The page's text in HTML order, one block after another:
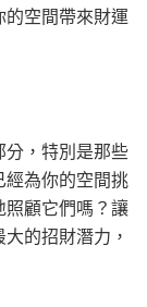
空間帶來財運
分，特別是那些
經為你的空間挑
照顧它們嗎？讓
的招財潛力，